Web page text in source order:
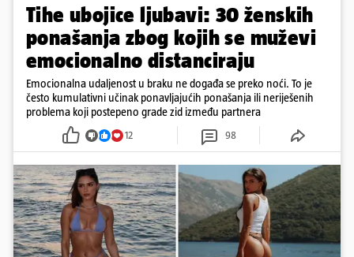
Tihe ubojice ljubavi: 30 ženskih
ponašanja zbog kojih se muževi
emocionalno distanciraju
Emocionalna udaljenost u braku ne događa se preko noći. To je
često kumulativni učinak ponavljajućih ponašanja ili neriješenih
problema koji postepeno grade zid između partnera
12 98